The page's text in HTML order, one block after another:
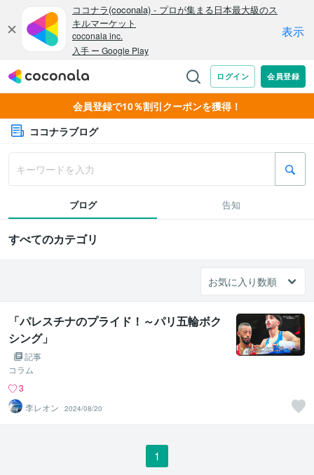
会員登録で10％割引クーポンを獲得！
ココナラブログ
ブログ 告知
すべてのカテゴリ
「パレスチナのプライド！～パリ五輪ボク
シング」
記事
コラム
3
李レオン
2024/08/20
1